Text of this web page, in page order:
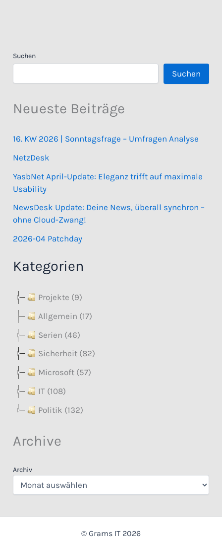
Suchen
Suchen
Neueste Beiträge
16. KW 2026 | Sonntagsfrage – Umfragen Analyse
NetzDesk
YasbNet April-Update: Eleganz trifft auf maximale
Usability
NewsDesk Update: Deine News, überall synchron –
ohne Cloud-Zwang!
2026-04 Patchday
Kategorien
Projekte (9)
Allgemein (17)
Serien (46)
Sicherheit (82)
Microsoft (57)
IT (108)
Politik (132)
Archive
Archiv
© Grams IT 2026